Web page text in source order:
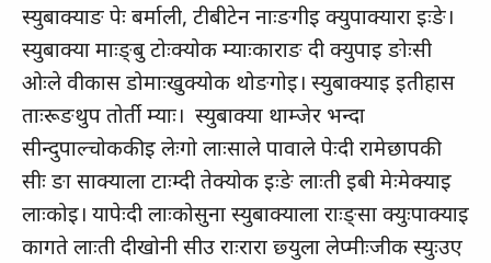
स्‍युबाक्‍याङ पेः बर्माली, टीबीटेन नाःङगीइ क्‍युपाक्‍यारा इःङे।
स्‍युबाक्‍या माःङ्‍बु टोःक्‍योक म्‍याःकाराङ दी क्‍युपाइ ङोःसी
ओःले वीकास डोमाःखुक्‍योक थोङगोइ। स्‍युबाक्‍याइ इतीहास
ताःरूङथुप तोर्ती म्‍याः। स्‍युबाक्‍या थाम्‍जेर भन्‍दा
सीन्‍दुपाल्‍चोककीइ लेःगो लाःसाले पावाले पेःदी रामेछापकी
सीः ङा साक्‍याला टाःम्‍दी तेक्‍योक इःङे लाःती इबी मेःमेक्‍याइ
लाःकोइ। यापेःदी लाःकोसुना स्‍युबाक्‍याला राःङ्‍सा क्‍युःपाक्‍याइ
कागते लाःती दीखोनी सीउ राःरारा छ्‍युला लेप्‍मीःजीक स्‍युःउए